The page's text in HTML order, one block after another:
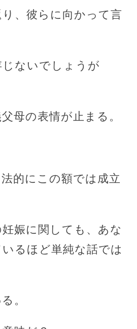
、彼らに向かって言
じないでしょうが
母の表情が止まる。
法的にこの額では成立
娠に関しても、あな
るほど単純な話では
。